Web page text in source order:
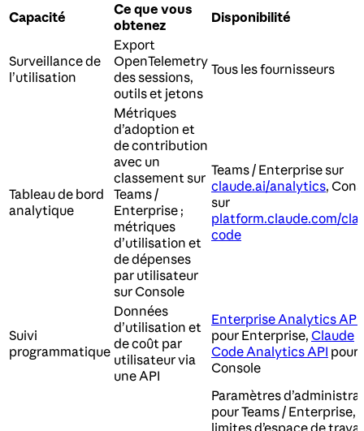
Capacité
Ce que vous
obtenez
Disponibilité
Surveillance de
l’utilisation
Export
OpenTelemetry
des sessions,
outils et jetons
Tous les fournisseurs
Tableau de bord
analytique
Métriques
d’adoption et
de contribution
avec un
classement sur
Teams /
Enterprise ;
métriques
d’utilisation et
de dépenses
par utilisateur
sur Console
Teams / Enterprise sur
claude.ai/analytics,
sur
platform.claude.com/
code
Suivi
programmatique
Données
d’utilisation et
de coût par
utilisateur via
une API
Enterprise Analytics API
pour Enterprise, Claude
Code Analytics API pour
Console
Paramètres
pour Teams / Enterprise,